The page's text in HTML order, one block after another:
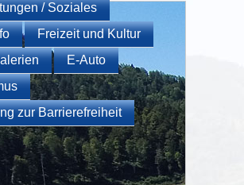
/ Soziales
Freizeit und Kultur
E-Auto
zur Barrierefreiheit